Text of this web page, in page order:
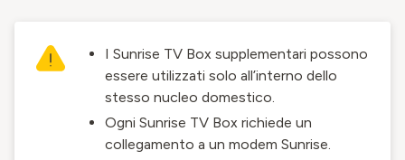
I Sunrise TV Box supplementari possono
essere utilizzati solo all’interno dello
stesso nucleo domestico.
Ogni Sunrise TV Box richiede un
collegamento a un modem Sunrise.